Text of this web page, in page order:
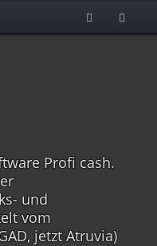
Profi cash.
und
vom
jetzt Atruvia)